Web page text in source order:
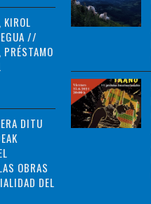
KIROL
//
DITU
OBRAS
DEL